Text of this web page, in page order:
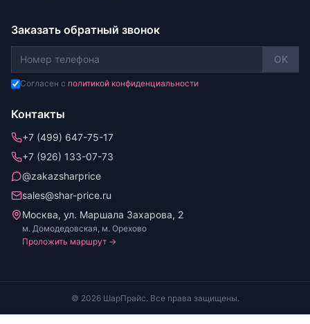
Заказать обратный звонок
OK
Согласен с политикой конфиденциальности
Контакты
+7 (499) 647-75-17
+7 (926) 133-07-73
@zakazsharprice
sales@shar-price.ru
Москва, ул. Маршала Захарова, 2
м. Домодедовская, м. Орехово
Проложить маршрут →
© 2026 ШарПрайс. Все права защищены.